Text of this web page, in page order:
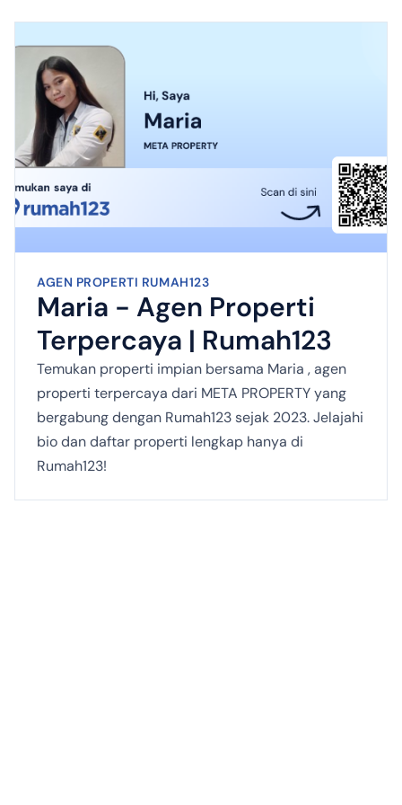
AGEN PROPERTI RUMAH123
Maria - Agen Properti
Terpercaya | Rumah123
Temukan properti impian bersama Maria , agen
properti terpercaya dari META PROPERTY yang
bergabung dengan Rumah123 sejak 2023. Jelajahi
bio dan daftar properti lengkap hanya di
Rumah123!